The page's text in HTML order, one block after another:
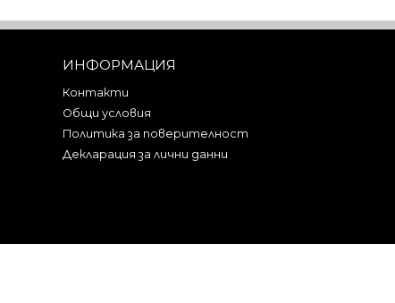
ИНФОРМАЦИЯ
Контакти
Общи условия
Политика за поверителност
Декларация за лични данни